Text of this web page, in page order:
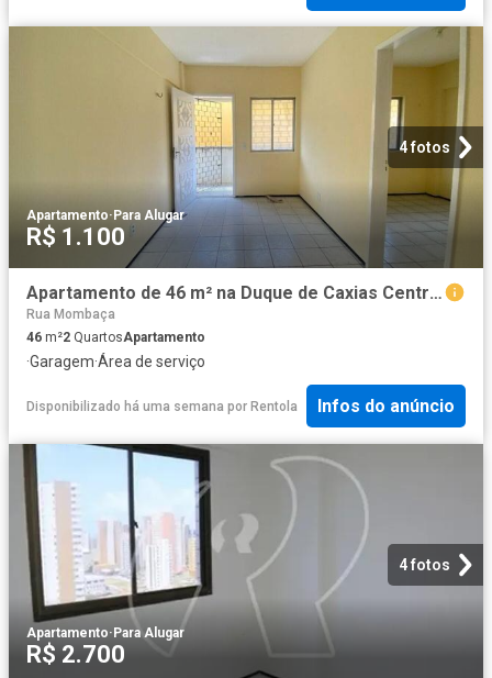
4 fotos
Apartamento· Para Alugar
R$ 1.100
Apartamento de 46 m² na Duque de Caxias Centro Fortaleza CE, aluguel por R$ 1.100/mês
Rua Mombaça
46 m²2 QuartosApartamento
·Garagem·Área de serviço
Disponibilizado há uma semana por Rentola Infos do anúncio
4 fotos
Apartamento·Para Alugar
R$ 2.700